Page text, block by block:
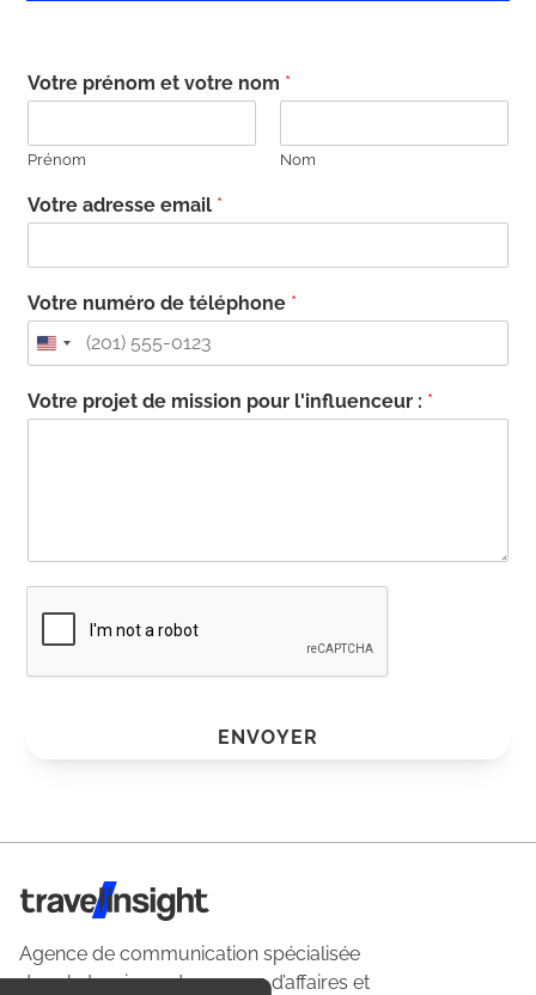
Votre prénom et votre nom *
Prénom Nom
Votre adresse email *
Votre numéro de téléphone *
Votre projet de mission pour l'influenceur : *
ENVOYER
Travel Insight
Agence de communication spécialisée
dans le tourisme du voyage d’affaires et